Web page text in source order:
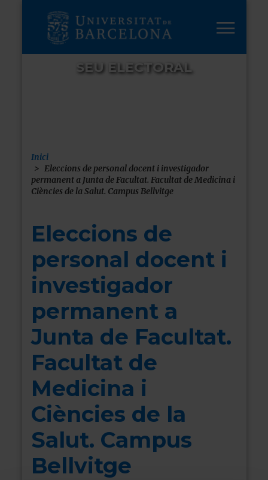
contingut
SEU ELECTORAL
Fil
d'ariadna
Inici
Eleccions de personal docent i investigador
permanent a Junta de Facultat. Facultat de Medicina i
Ciències de la Salut. Campus Bellvitge
Eleccions de
personal docent i
investigador
permanent a
Junta de Facultat.
Facultat de
Medicina i
Ciències de la
Salut. Campus
Bellvitge